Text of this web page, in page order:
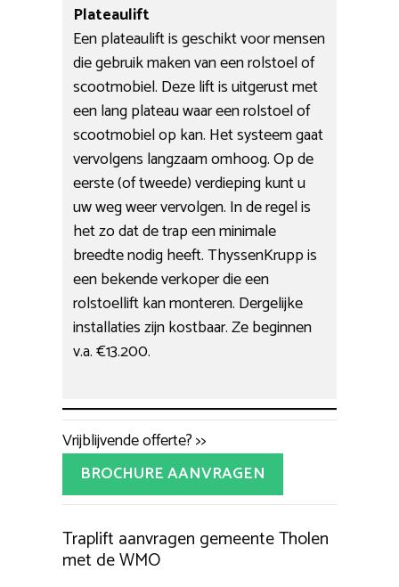
Plateaulift
Een plateaulift is geschikt voor mensen
die gebruik maken van een rolstoel of
scootmobiel. Deze lift is uitgerust met
een lang plateau waar een rolstoel of
scootmobiel op kan. Het systeem gaat
vervolgens langzaam omhoog. Op de
eerste (of tweede) verdieping kunt u
uw weg weer vervolgen. In de regel is
het zo dat de trap een minimale
breedte nodig heeft. ThyssenKrupp is
een bekende verkoper die een
rolstoellift kan monteren. Dergelijke
installaties zijn kostbaar. Ze beginnen
v.a. €13.200.
Vrijblijvende offerte? >>
BROCHURE AANVRAGEN
Traplift aanvragen gemeente Tholen
met de WMO